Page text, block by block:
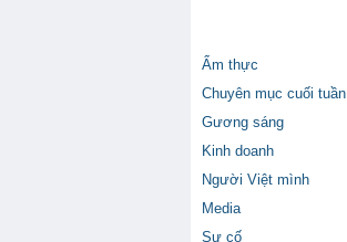
Ẩm thực
Chuyên mục cuối tuần
Gương sáng
Kinh doanh
Người Việt mình
Media
Sự cố